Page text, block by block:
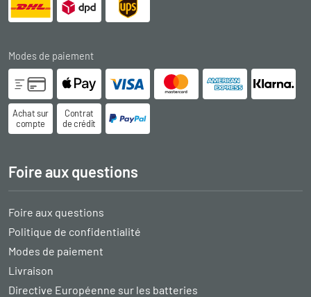
Modes de paiement
Achat sur
compte
Contrat
de crédit
Foire aux questions
Foire aux questions
Politique de confidentialité
Modes de paiement
Livraison
Directive Européenne sur les batteries